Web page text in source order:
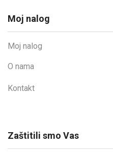
Moj nalog
Moj nalog
O nama
Kontakt
Zaštitili smo Vas